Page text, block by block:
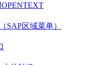
SAP区域菜单）